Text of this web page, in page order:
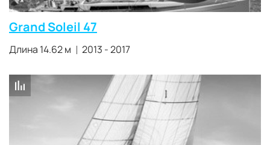
Grand Soleil 47
Длина 14.62 м 2013 - 2017